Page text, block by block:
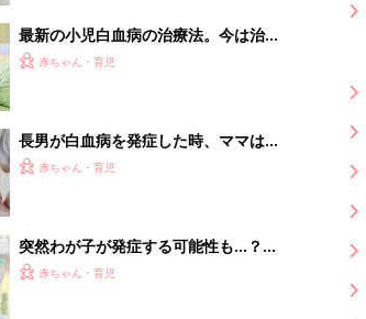
最新の小児白血病の治療法。今は治ら
ない病気ではない？薬の副作用は？
赤ちゃん・育児
長男が白血病を発症した時、ママは第
2子妊娠中。家族の看病と出産体験記
赤ちゃん・育児
突然わが子が発症する可能性も…？！
小児がん・小児白血病ってどんな病
赤ちゃん・育児